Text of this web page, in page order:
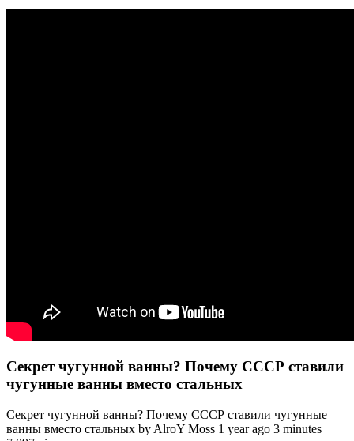
Секрет чугунной ванны? Почему СССР ставили
чугунные ванны вместо стальных
Секрет чугунной ванны? Почему СССР ставили чугунные
ванны вместо стальных by AlroY Moss 1 year ago 3 minutes